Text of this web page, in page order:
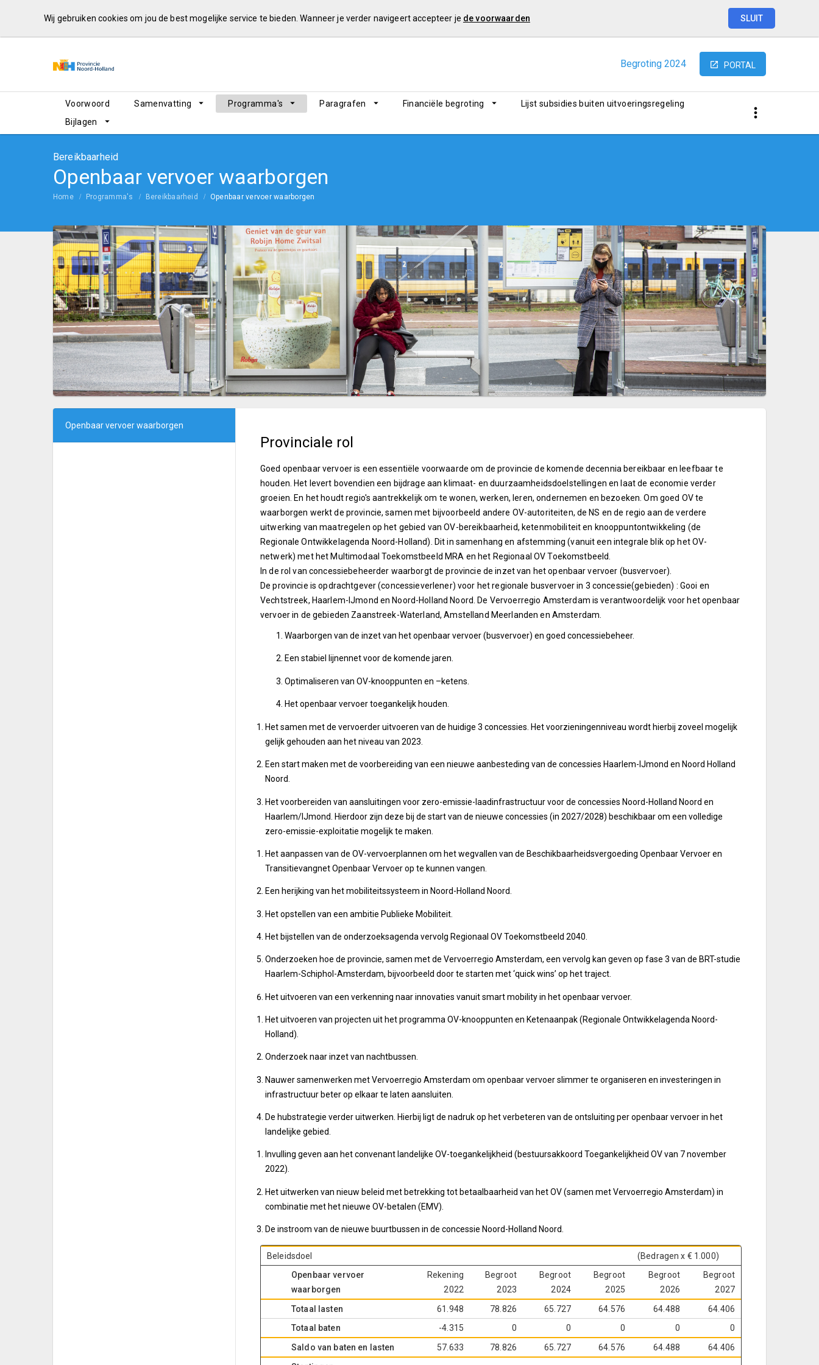
Wij gebruiken cookies om jou de best mogelijke service te bieden. Wanneer je verder navigeert accepteer je de voorwaarden SLUIT
Begroting 2024 PORTAL
Voorwoord Samenvatting Programma's Paragrafen Financiële begroting
Lijst subsidies buiten uitvoeringsregeling
Bijlagen
Bereikbaarheid
Openbaar vervoer waarborgen
Home Programma's Bereikbaarheid Openbaar vervoer waarborgen
Openbaar vervoer waarborgen
Provinciale rol
Goed openbaar vervoer is een essentiële voorwaarde om de provincie de komende decennia bereikbaar en leefbaar te
houden. Het levert bovendien een bijdrage aan klimaat- en duurzaamheidsdoelstellingen en laat de economie verder
groeien. En het houdt regio's aantrekkelijk om te wonen, werken, leren, ondernemen en bezoeken.Om goed OV te
waarborgen werkt de provincie, samen met bijvoorbeeld andere OV-autoriteiten, de NS en de regio aan de verdere
uitwerking van maatregelen op het gebied van OV-bereikbaarheid, ketenmobiliteit en knooppuntontwikkeling (de
Regionale Ontwikkelagenda Noord-Holland). Dit in samenhang en afstemming (vanuit een integrale blik op het OV-
netwerk) met het Multimodaal Toekomstbeeld MRA en het Regionaal OV Toekomstbeeld.
In de rol van concessiebeheerder waarborgt de provincie de inzet van het openbaar vervoer (busvervoer).
De provincie is opdrachtgever (concessieverlener) voor het regionale busvervoer in 3 concessie(gebieden) : Gooi en
Vechtstreek, Haarlem-IJmond en Noord-Holland Noord.
De Vervoerregio Amsterdam is verantwoordelijk voor het openbaar
vervoer in de gebieden Zaanstreek-Waterland, Amstelland Meerlanden en Amsterdam.
Waarborgen van de inzet van het openbaar vervoer (busvervoer) en goed concessiebeheer.
Een stabiel lijnennet voor de komende jaren.
Optimaliseren van OV-knooppunten en –ketens.
Het openbaar vervoer toegankelijk houden.
Het samen met de vervoerder uitvoeren van de huidige 3 concessies. Het voorzieningenniveau wordt hierbij zoveel mogelijk
gelijk gehouden aan het niveau van 2023.
Een start maken met de voorbereiding van een nieuwe aanbesteding van de concessies Haarlem-IJmond en Noord Holland
Noord.
Het voorbereiden van aansluitingen voor zero-emissie-laadinfrastructuur voor de concessies Noord-Holland Noord en
Haarlem/IJmond. Hierdoor zijn deze bij de start van de nieuwe concessies (in 2027/2028) beschikbaar om een volledige
zero-emissie-exploitatie mogelijk te maken.
Het aanpassen van de OV-vervoerplannen om het wegvallen van de Beschikbaarheidsvergoeding Openbaar Vervoer en
Transitievangnet Openbaar Vervoer op te kunnen vangen.
Een herijking van het mobiliteitssysteem in Noord-Holland Noord.
Het opstellen van een ambitie Publieke Mobiliteit.
Het bijstellen van de onderzoeksagenda vervolg Regionaal OV Toekomstbeeld 2040.
Onderzoeken hoe de provincie, samen met de Vervoerregio Amsterdam, een vervolg kan geven op fase 3 van de BRT-studie
Haarlem-Schiphol-Amsterdam, bijvoorbeeld door te starten met ‘quick wins’ op het traject.
Het uitvoeren van een verkenning naar innovaties vanuit smart mobility in het openbaar vervoer.
Het uitvoeren van projecten uit het programma OV-knooppunten en Ketenaanpak (Regionale Ontwikkelagenda Noord-
Holland).
Onderzoek naar inzet van nachtbussen.
Nauwer samenwerken met Vervoerregio Amsterdam om openbaar vervoer slimmer te organiseren en investeringen in
infrastructuur beter op elkaar te laten aansluiten.
De hubstrategie verder uitwerken. Hierbij ligt de nadruk op het verbeteren van de ontsluiting per openbaar vervoer in het
landelijke gebied.
Invulling geven aan het convenant landelijke OV-toegankelijkheid (bestuursakkoord Toegankelijkheid OV van 7 november
2022).
Het uitwerken van nieuw beleid met betrekking tot betaalbaarheid van het OV (samen met Vervoerregio Amsterdam) in
combinatie met het nieuwe OV-betalen (EMV).
De instroom van de nieuwe buurtbussen in de concessie Noord-Holland Noord.
Beleidsdoel
(Bedragen x € 1.000)
Openbaar vervoer
waarborgen
Rekening
2022
Begroot
2023
Begroot
2024
Begroot
2025
Begroot
2026
Begroot
2027
Totaal lasten
61.948 78.826 65.727 64.576 64.488
64.406
Totaal baten
-4.315 0 0 0 0
0
Saldo van baten en lasten
57.633 78.826 65.727 64.576 64.488
64.406